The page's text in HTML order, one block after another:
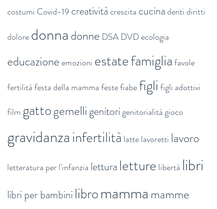
costumi Covid-19 creativitàcrescita cucinadentidiritti
doloredonnadonne DSA DVDecologia
educazioneemozioni estatefamigliafavole
fertilitàfesta della mammafestefiabefigli figli adottivi
film gattogemelligenitorigenitorialitàgioco
gravidanzainfertilità lattelavoretti lavoro
letteratura per l'infanzia lettura letture libertà libri
libri per bambini libromamma mamme